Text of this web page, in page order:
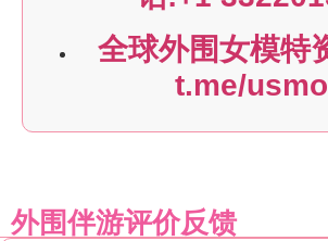
全球外围女模特
t.me/
外围伴游评价反馈